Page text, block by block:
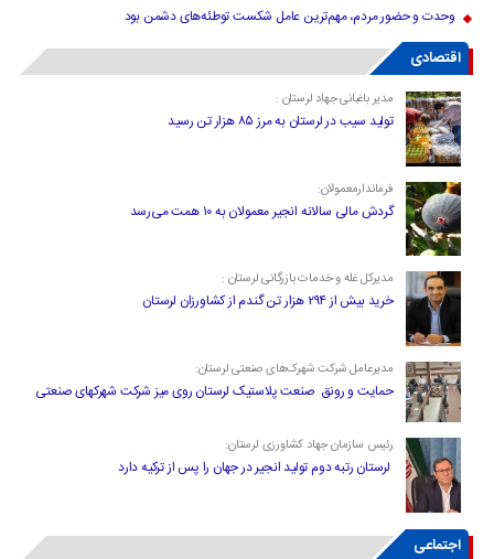
وحدت و حضور مردم، مهم‌ترین عامل شکست توطئه‌های دشمن بود
اقتصادی
مدیر باغبانی جهاد لرستان :
تولید سیب در لرستان به مرز ۸۵ هزار تن رسید
فرماندارمعمولان:
گردش مالی سالانه انجیر معمولان به ۱۰ همت می‌رسد
مدیرکل غله و خدمات بازرگانی لرستان :
خرید بیش از ۲۹۴ هزار تن گندم از کشاورزان لرستان
مدیرعامل شرکت شهرک‌های صنعتی لرستان:
حمایت و رونق صنعت پلاستیک لرستان روی میز شرکت شهرکهای صنعتی
رئیس سازمان جهاد کشاورزی لرستان:
لرستان رتبه دوم تولید انجیر در جهان را پس از ترکیه دارد
اجتماعی